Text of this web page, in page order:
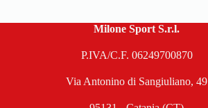
Milone Sport S.r.l.
P.IVA/C.F. 06249700870
Via Antonino di Sangiuliano, 49